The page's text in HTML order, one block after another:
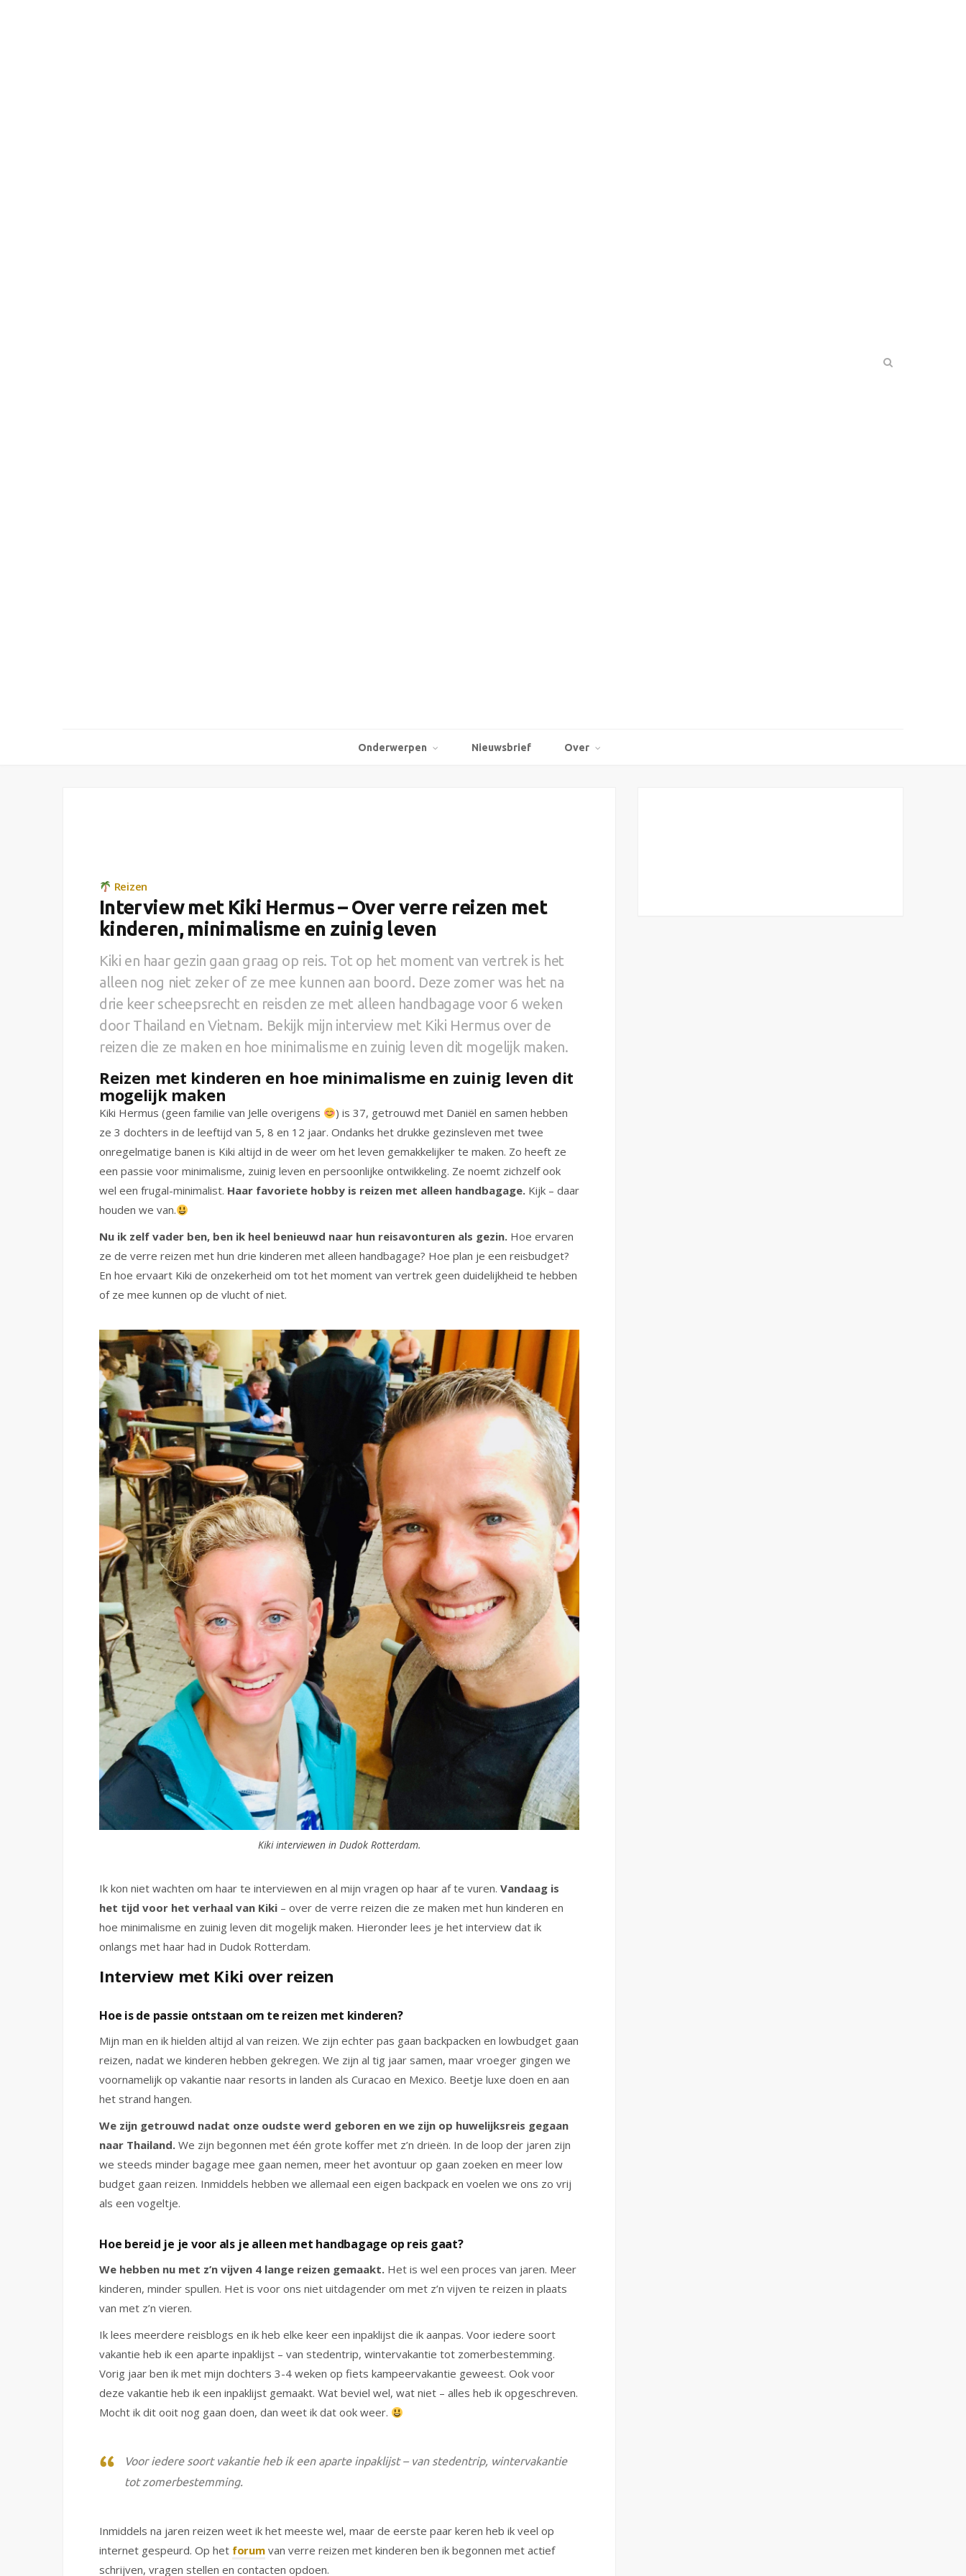
Onderwerpen Nieuwsbrief Over
Reizen
Interview met Kiki Hermus – Over verre reizen met
kinderen, minimalisme en zuinig leven
Kiki en haar gezin gaan graag op reis. Tot op het moment van vertrek is het
alleen nog niet zeker of ze mee kunnen aan boord. Deze zomer was het na
drie keer scheepsrecht en reisden ze met alleen handbagage voor 6 weken
door Thailand en Vietnam. Bekijk mijn interview met Kiki Hermus over de
reizen die ze maken en hoe minimalisme en zuinig leven dit mogelijk maken.
Reizen met kinderen en hoe minimalisme en zuinig leven dit
mogelijk maken
Kiki Hermus (geen familie van Jelle overigens
) is 37, getrouwd met Daniël en samen hebben
ze 3 dochters in de leeftijd van 5, 8 en 12 jaar. Ondanks het drukke gezinsleven met twee
onregelmatige banen is Kiki altijd in de weer om het leven gemakkelijker te maken. Zo heeft ze
een passie voor minimalisme, zuinig leven en persoonlijke ontwikkeling. Ze noemt zichzelf ook
wel een frugal-minimalist. Haar favoriete hobby is reizen met alleen handbagage. Kijk – daar
houden we van.
Nu ik zelf vader ben, ben ik heel benieuwd naar hun reisavonturen als gezin. Hoe ervaren
ze de verre reizen met hun drie kinderen met alleen handbagage? Hoe plan je een reisbudget?
En hoe ervaart Kiki de onzekerheid om tot het moment van vertrek geen duidelijkheid te hebben
of ze mee kunnen op de vlucht of niet.
Kiki interviewen in Dudok Rotterdam.
Ik kon niet wachten om haar te interviewen en al mijn vragen op haar af te vuren. Vandaag is
het tijd voor het verhaal van Kiki – over de verre reizen die ze maken met hun kinderen en
hoe minimalisme en zuinig leven dit mogelijk maken. Hieronder lees je het interview dat ik
onlangs met haar had in Dudok Rotterdam.
Interview met Kiki over reizen
Hoe is de passie ontstaan om te reizen met kinderen?
Mijn man en ik hielden altijd al van reizen. We zijn echter pas gaan backpacken en lowbudget gaan
reizen, nadat we kinderen hebben gekregen. We zijn al tig jaar samen, maar vroeger gingen we
voornamelijk op vakantie naar resorts in landen als Curacao en Mexico. Beetje luxe doen en aan
het strand hangen.
We zijn getrouwd nadat onze oudste werd geboren en we zijn op huwelijksreis gegaan
naar Thailand. We zijn begonnen met één grote koffer met z’n drieën. In de loop der jaren zijn
we steeds minder bagage mee gaan nemen, meer het avontuur op gaan zoeken en meer low
budget gaan reizen. Inmiddels hebben we allemaal een eigen backpack en voelen we ons zo vrij
als een vogeltje.
Hoe bereid je je voor als je alleen met handbagage op reis gaat?
We hebben nu met z’n vijven 4 lange reizen gemaakt. Het is wel een proces van jaren. Meer
kinderen, minder spullen. Het is voor ons niet uitdagender om met z’n vijven te reizen in plaats
van met z’n vieren.
Ik lees meerdere reisblogs en ik heb elke keer een inpaklijst die ik aanpas. Voor iedere soort
vakantie heb ik een aparte inpaklijst – van stedentrip, wintervakantie tot zomerbestemming.
Vorig jaar ben ik met mijn dochters 3-4 weken op fiets kampeervakantie geweest. Ook voor
deze vakantie heb ik een inpaklijst gemaakt. Wat beviel wel, wat niet – alles heb ik opgeschreven.
Mocht ik dit ooit nog gaan doen, dan weet ik dat ook weer.
Voor iedere soort vakantie heb ik een aparte inpaklijst – van stedentrip, wintervakantie
tot zomerbestemming.
Inmiddels na jaren reizen weet ik het meeste wel, maar de eerste paar keren heb ik veel op
internet gespeurd. Op het forumvan verre reizen met kinderen ben ik begonnen met actief
schrijven, vragen stellen en contacten opdoen.